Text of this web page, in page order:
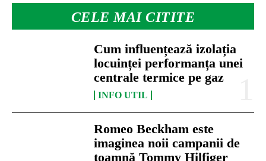
CELE MAI CITITE
Cum influențează izolația
locuinței performanța unei
centrale termice pe gaz
INFO UTIL
Romeo Beckham este
imaginea noii campanii de
toamnă Tommy Hilfiger